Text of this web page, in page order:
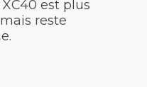
est plus
reste